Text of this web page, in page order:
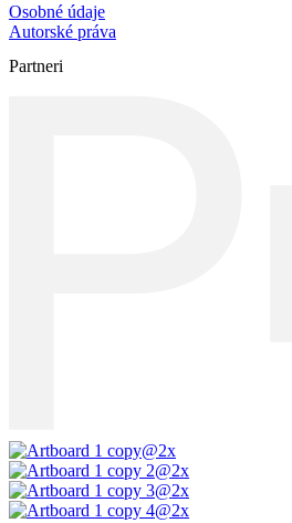
Osobné údaje
Autorské práva
Partneri